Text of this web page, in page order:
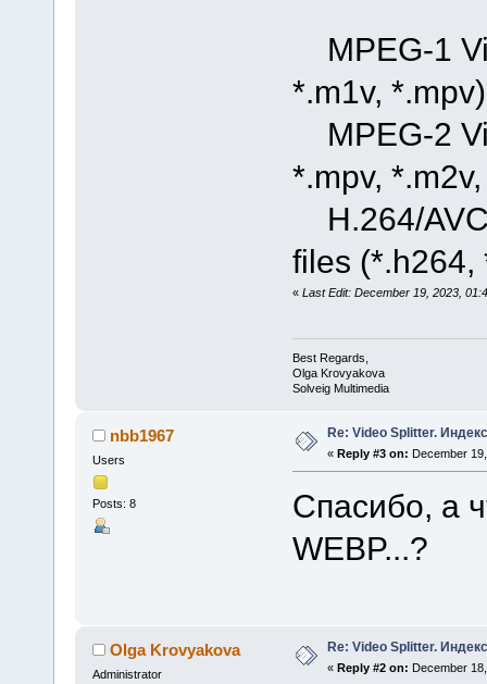
MPEG-1
*.m1v, *.mpv)
MPEG-2
*.mpv,
H.264/
files (*.h264,
« Last Edit: December 19, 2023,
Best Regards,
Olga Krovyakova
Solveig Multimedia
nbb1967
Users
Posts: 8
Re: Video Splitter.
« Reply #3 on: December
Спасибо, а
WEBP...?
Olga Krovyakova
Administrator
Re: Video Splitter.
« Reply #2 on: December